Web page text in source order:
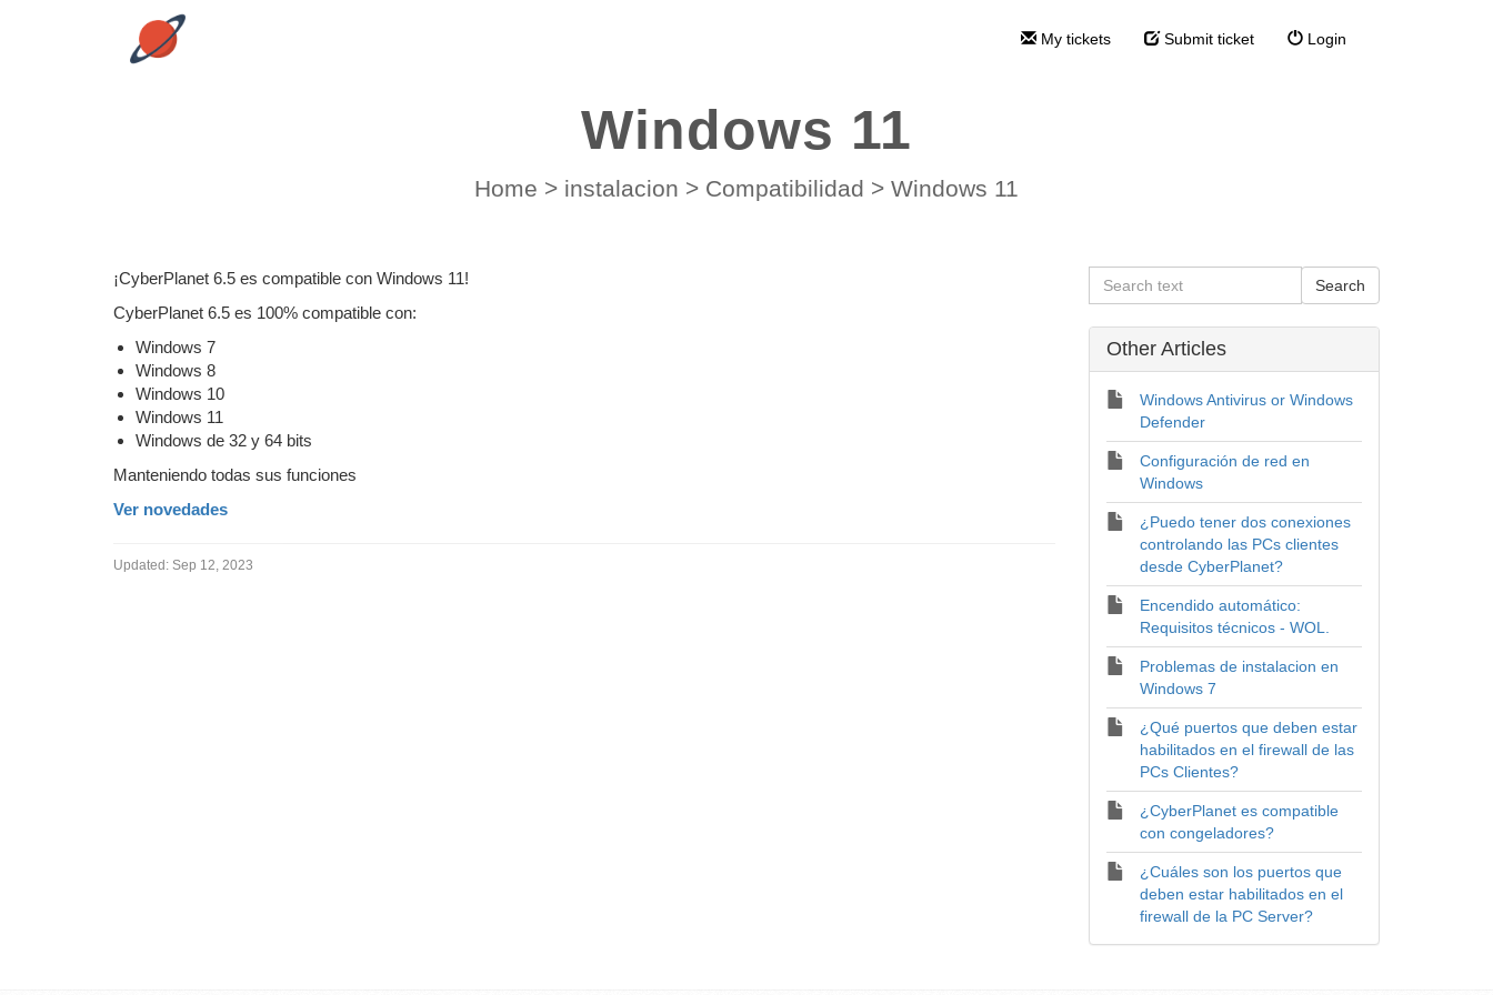
My tickets Submit ticket Login
Windows 11
Home > instalacion > Compatibilidad > Windows 11
¡CyberPlanet 6.5 es compatible con Windows 11!
CyberPlanet 6.5 es 100% compatible con:
Windows 7
Windows 8
Windows 10
Windows 11
Windows de 32 y 64 bits
Manteniendo todas sus funciones
Ver novedades
Updated: Sep 12, 2023
Other Articles
Windows Antivirus or Windows
Defender
Configuración de red en
Windows
¿Puedo tener dos conexiones
controlando las PCs clientes
desde CyberPlanet?
Encendido automático:
Requisitos técnicos - WOL.
Problemas de instalacion en
Windows 7
¿Qué puertos que deben estar
habilitados en el firewall de las
PCs Clientes?
¿CyberPlanet es compatible
con congeladores?
¿Cuáles son los puertos que
deben estar habilitados en el
firewall de la PC Server?